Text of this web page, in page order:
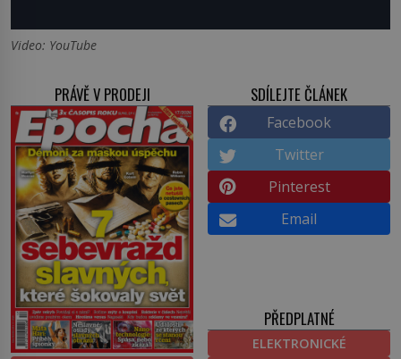
Video: YouTube
PRÁVĚ V PRODEJI SDÍLEJTE ČLÁNEK
Facebook
Twitter
Pinterest
Email
PŘEDPLATNÉ
ELEKTRONICKÉ